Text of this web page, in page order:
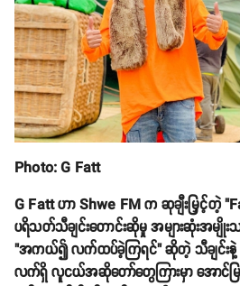
Photo: G Fatt
G Fatt ဟာ Shwe FM က ဆုချီးမြှင့်တဲ့
ပရိသတ်သီချင်းတောင်းဆိုမှု အများဆုံးအမ
"အကယ်၍ လက်ထပ်ခဲ့ကြရင်" ဆိုတဲ့ သီချင်းနဲ့
လက်ရှိ လူငယ်အဆိုတော်တွေကြားမှာ အောင်မြ